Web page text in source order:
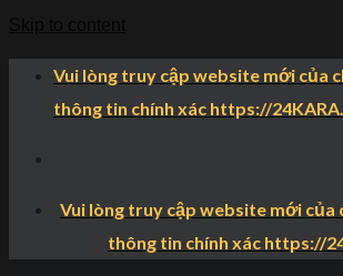
Vui lòng truy cập website mới của
thông tin chính xác https://
Vui lòng truy cập website mới của
thông tin chính xác https://